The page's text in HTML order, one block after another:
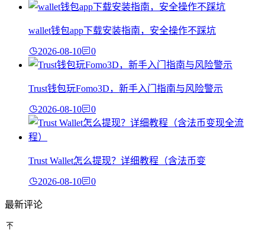
wallet钱包app下载安装指南，安全操作不踩坑
2026-08-10 0
Trust钱包玩Fomo3D，新手入门指南与风险警示
2026-08-10 0
Trust Wallet怎么提现？详细教程（含法币变
2026-08-10 0
最新评论